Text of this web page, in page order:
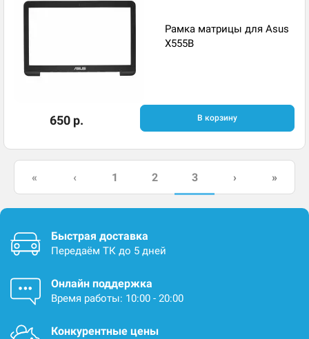
Рамка матрицы для Asus
X555B
650 р. В корзину
« ‹ 1 2 3 › »
Быстрая доставка
Передаём ТК до 5 дней
Онлайн поддержка
Время работы: 10:00 - 20:00
Конкурентные цены